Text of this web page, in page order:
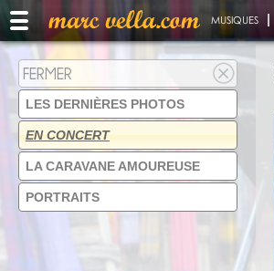
MUSIQUES
FERMER
LES DERNIÈRES PHOTOS
EN CONCERT
LA CARAVANE AMOUREUSE
PORTRAITS